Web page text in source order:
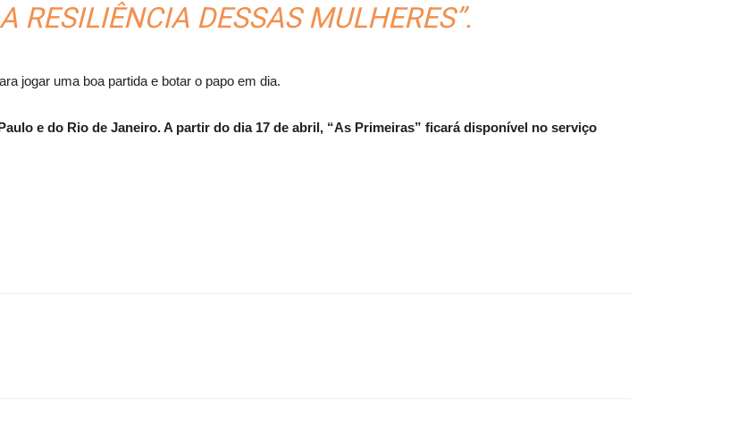
RESILIÊNCIA DESSAS MULHERES”.
jogar uma boa partida e botar o papo em dia.
e do Rio de Janeiro. A partir do dia 17 de abril, “As Primeiras” ficará disponível no serviço